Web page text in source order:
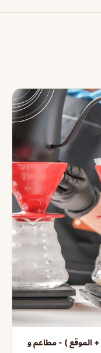
+ الموقع ) - مطاعم و